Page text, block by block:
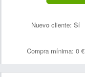
Nuevo cliente: Sí
Compra mínima: 0 €